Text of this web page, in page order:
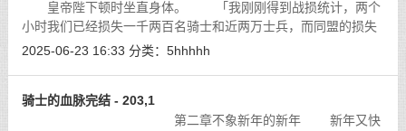
皇帝陛下顿时坐直身体。 「我刚刚得到战损统计，两个
小时我们已经损失一千两百名骑士和近两万士兵，而同盟的损失
不会超过两百。」[详细]
2025-06-23 16:33 分类： 5hhhhh
骑士的血脉完结 - 203,1
第二章不象新年的新年 新年又快